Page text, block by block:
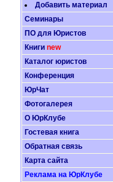
Добавить материал
Семинары
ПО для Юристов
Книги new
Каталог юристов
Конференция
ЮрЧат
Фотогалерея
О ЮрКлубе
Гостевая книга
Обратная связь
Карта сайта
Реклама на ЮрКлубе